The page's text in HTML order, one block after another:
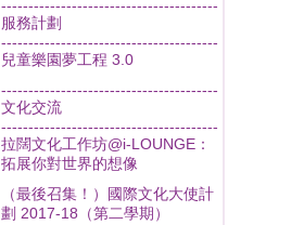
----------------------------------------
服務計劃
----------------------------------------
兒童樂園夢工程 3.0
----------------------------------------
文化交流
----------------------------------------
拉闊文化工作坊@i-LOUNGE：
拓展你對世界的想像
（最後召集！）國際文化大使計
劃 2017-18（第二學期）